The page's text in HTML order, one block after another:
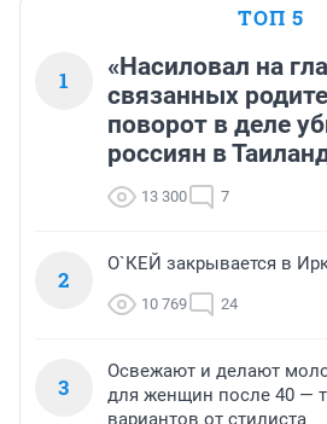
ТОП 5
1
«Насиловал на
связанных
поворот в деле
россиян в
13 300 7
2
О`КЕЙ закрывается в
10 769 24
3
Освежают и делают
для женщин после 40 —
вариантов от стилиста